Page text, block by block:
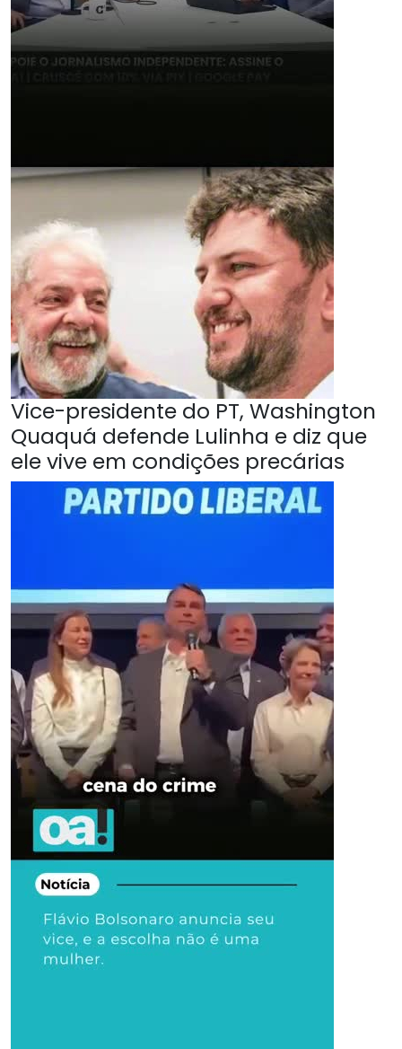
Vice-presidente do PT, Washington
Quaquá defende Lulinha e diz que
ele vive em condições precárias